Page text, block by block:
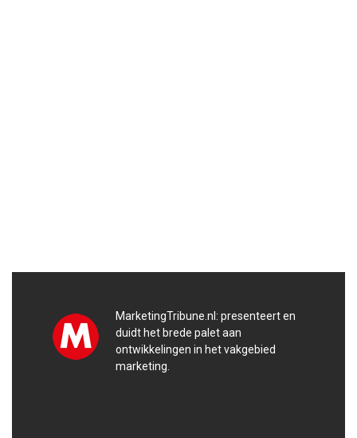
MarketingTribune.nl: presenteert en
duidt het brede palet aan
ontwikkelingen in het vakgebied
marketing.